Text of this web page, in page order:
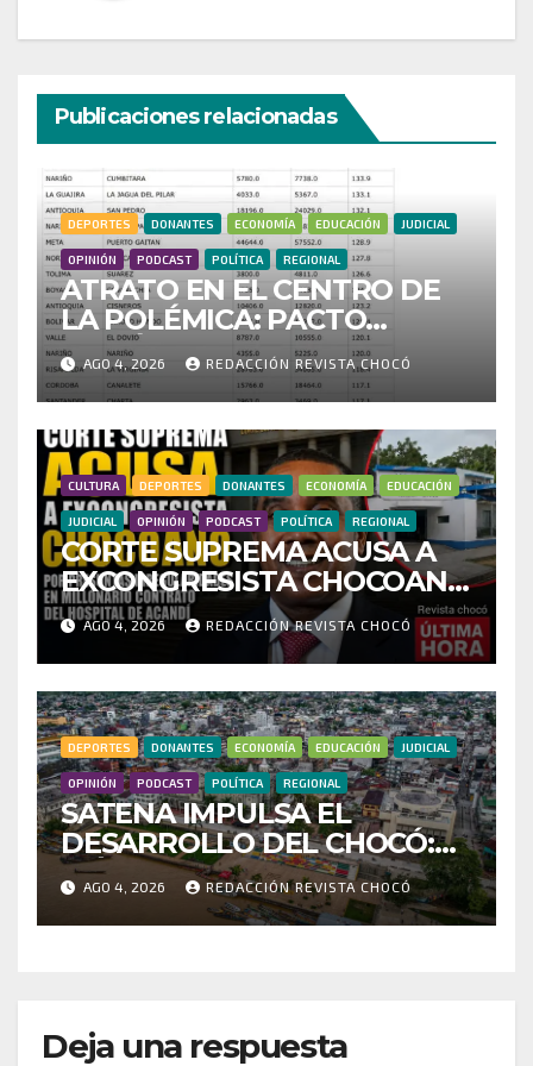
Publicaciones relacionadas
DEPORTES DONANTES ECONOMÍA EDUCACIÓN JUDICIAL
OPINIÓN PODCAST POLÍTICA REGIONAL
ATRATO EN EL CENTRO DE
LA POLÉMICA: PACTO
HISTÓRICO CUESTIONA
CENSO ELECTORAL Y PIDE
INVESTIGAR PRESUNTO
FRAUDE
AGO 4, 2026 REDACCIÓN REVISTA CHOCÓ
CULTURA DEPORTES DONANTES ECONOMÍA EDUCACIÓN
JUDICIAL OPINIÓN PODCAST POLÍTICA REGIONAL
CORTE SUPREMA ACUSA A
EXCONGRESISTA CHOCOANO
POR PRESUNTAS
IRREGULARIDADES EN
MILLONARIO CONTRATO
DEL HOSPITAL DE ACANDÍ
AGO 4, 2026 REDACCIÓN REVISTA CHOCÓ
DEPORTES DONANTES ECONOMÍA EDUCACIÓN JUDICIAL
OPINIÓN PODCAST POLÍTICA REGIONAL
SATENA IMPULSA EL
DESARROLLO DEL CHOCÓ:
MÁS DE 35 MIL PASAJEROS
MOVILIZADOS Y NUEVAS
RUTAS FORTALECEN LA
AGO 4, 2026 REDACCIÓN REVISTA CHOCÓ
Deja una respuesta